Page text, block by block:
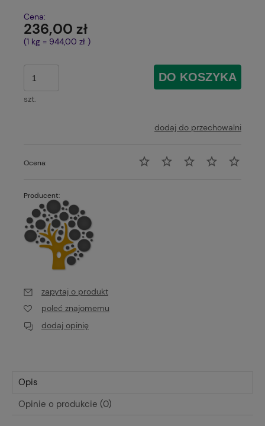
Cena:
236,00 zł
(1 kg = 944,00 zł )
szt.
DO KOSZYKA
dodaj do przechowalni
Ocena:
Producent:
zapytaj o produkt
poleć znajomemu
dodaj opinię
Opis
Opinie o produkcie (0)